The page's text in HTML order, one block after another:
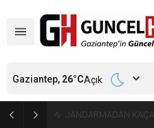
TİCARET ODASINDAN
Gaziantep, 26°CAçık